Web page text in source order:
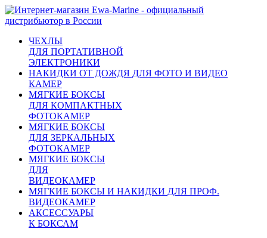
ЧЕХЛЫ
ДЛЯ ПОРТАТИВНОЙ
ЭЛЕКТРОНИКИ
НАКИДКИ ОТ ДОЖДЯ ДЛЯ ФОТО И ВИДЕО
КАМЕР
МЯГКИЕ БОКСЫ
ДЛЯ КОМПАКТНЫХ
ФОТОКАМЕР
МЯГКИЕ БОКСЫ
ДЛЯ ЗЕРКАЛЬНЫХ
ФОТОКАМЕР
МЯГКИЕ БОКСЫ
ДЛЯ
ВИДЕОКАМЕР
МЯГКИЕ БОКСЫ И НАКИДКИ ДЛЯ ПРОФ.
ВИДЕОКАМЕР
АКСЕССУАРЫ
К БОКСАМ